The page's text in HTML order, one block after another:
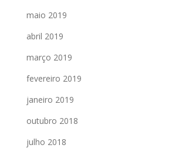
maio 2019
abril 2019
março 2019
fevereiro 2019
janeiro 2019
outubro 2018
julho 2018